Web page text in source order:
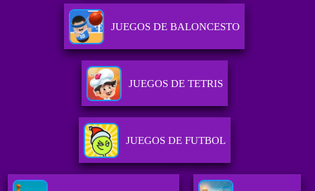
JUEGOS DE BALONCESTO
JUEGOS DE TETRIS
JUEGOS DE FUTBOL